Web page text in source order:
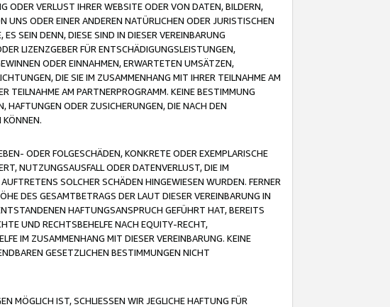
ODER VERLUST IHRER WEBSITE ODER VON DATEN, BILDERN,
ODER EINER ANDEREN NATÜRLICHEN ODER JURISTISCHEN
SEIN DENN, DIESE SIND IN DIESER VEREINBARUNG
LIZENZGEBER FÜR ENTSCHÄDIGUNGSLEISTUNGEN,
ODER EINNAHMEN, ERWARTETEN UMSÄTZEN,
DIE SIE IM ZUSAMMENHANG MIT IHRER TEILNAHME AM
TEILNAHME AM PARTNERPROGRAMM. KEINE BESTIMMUNG
HAFTUNGEN ODER ZUSICHERUNGEN, DIE NACH DEN
KÖNNEN.
ODER FOLGESCHÄDEN, KONKRETE ODER EXEMPLARISCHE
NUTZUNGSAUSFALL ODER DATENVERLUST, DIE IM
SOLCHER SCHÄDEN HINGEWIESEN WURDEN. FERNER
DES GESAMTBETRAGS DER LAUT DIESER VEREINBARUNG IN
HAFTUNGSANSPRUCH GEFÜHRT HAT, BEREITS
UND RECHTSBEHELFE NACH EQUITY-RECHT,
IM ZUSAMMENHANG MIT DIESER VEREINBARUNG. KEINE
GESETZLICHEN BESTIMMUNGEN NICHT
MÖGLICH IST, SCHLIESSEN WIR JEGLICHE HAFTUNG FÜR